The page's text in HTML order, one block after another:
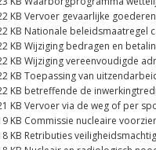
KB Vervoer gevaarlijke
KB Nationale beleidsmaatregel
KB Wijziging bedragen en
KB Wijziging vereenvoudigde
KB Toepassing van
KB betreffende de
KB Vervoer via de weg of per
KB Commissie nucleaire
KB Retributies